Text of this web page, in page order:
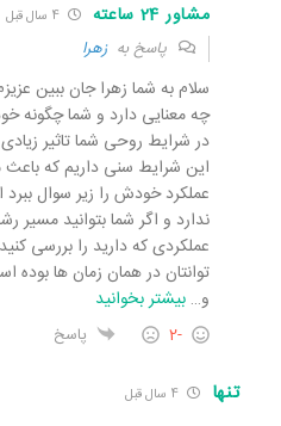
مشاور 24 ساعته 4 سال قبل
پاسخ بهزهرا
چه معنایی دارد و شما چگونه
در شرایط روحی شما تاثیر
این شرایط سنی داریم که
عملکرد خودش را زیر سوال ببرد
ندارد و اگر شما بتوانید مسیر
عملکردی که دارید را بررسی
توانتان در همان زمان ها بوده
و… بیشتر بخوانید
-2 پاسخ
تنها 4 سال قبل